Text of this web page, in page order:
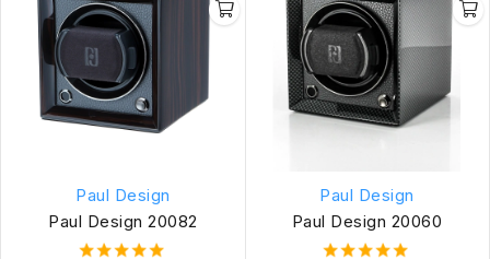
Paul Design
Paul Design 20082
Paul Design
Paul Design 20060